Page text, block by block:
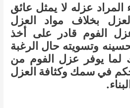
المراد عزله لا يمثل عائق
بخلاف مواد العزل
الفوم قادر على أخذ
وتسويته حال الرغبة
يوفر عزل الفوم من
في سمك وكثافة العزل